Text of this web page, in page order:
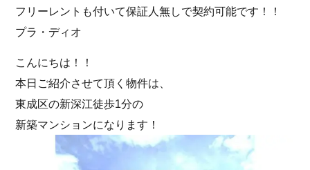
フリーレントも付いて保証人無しで契約可能です！！
プラ・ディオ
こんにちは！！
本日ご紹介させて頂く物件は、
東成区の新深江徒歩1分の
新築マンションになります！